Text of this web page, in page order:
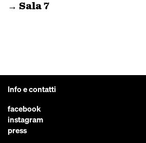
→ Sala 7
Info e contatti
facebook
instagram
press